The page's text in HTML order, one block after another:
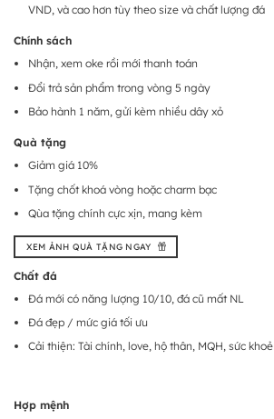
VND, và cao hơn tùy theo size và chất lượng đá
Chính sách
Nhận, xem oke rồi mới thanh toán
Đổi trả sản phẩm trong vòng 5 ngày
Bảo hành 1 năm, gửi kèm nhiều dây xỏ
Quà tặng
Giảm giá 10%
Tặng chốt khoá vòng hoặc charm bạc
Qùa tặng chính cực xịn, mang kèm
XEM ẢNH QUÀ TẶNG NGAY
Chất đá
Đá mới có năng lượng 10/10, đá cũ mất NL
Đá đẹp / mức giá tối ưu
Cải thiện: Tài chính, love, hộ thân, MQH, sức khoẻ
Hợp mệnh